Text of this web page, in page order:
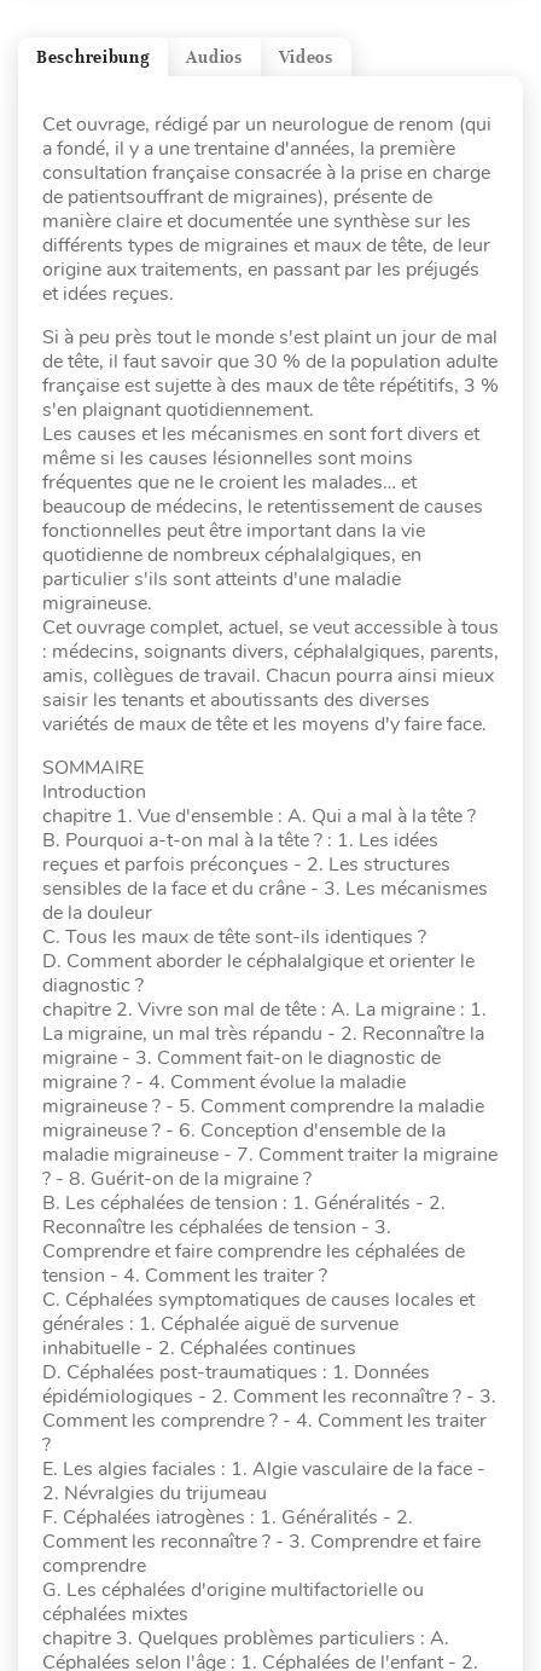
Videos
Audios
Beschreibung
Cet ouvrage, rédigé par un neurologue de renom (qui
a fondé, il y a une trentaine d'années, la première
consultation française consacrée à la prise en charge
de patientsouffrant de migraines), présente de
manière claire et documentée une synthèse sur les
différents types de migraines et maux de tête, de leur
origine aux traitements, en passant par les préjugés
et idées reçues.
Si à peu près tout le monde s'est plaint un jour de mal
de tête, il faut savoir que 30 % de la population adulte
française est sujette à des maux de tête répétitifs, 3 %
s'en plaignant quotidiennement.
Les causes et les mécanismes en sont fort divers et
même si les causes lésionnelles sont moins
fréquentes que ne le croient les malades… et
beaucoup de médecins, le retentissement de causes
fonctionnelles peut être important dans la vie
quotidienne de nombreux céphalalgiques, en
particulier s'ils sont atteints d'une maladie
migraineuse.
Cet ouvrage complet, actuel, se veut accessible à tous
: médecins, soignants divers, céphalalgiques, parents,
amis, collègues de travail. Chacun pourra ainsi mieux
saisir les tenants et aboutissants des diverses
variétés de maux de tête et les moyens d'y faire face.
SOMMAIRE
Introduction
chapitre 1. Vue d'ensemble : A. Qui a mal à la tête ?
B. Pourquoi a-t-on mal à la tête ? : 1. Les idées
reçues et parfois préconçues - 2. Les structures
sensibles de la face et du crâne - 3. Les mécanismes
de la douleur
C. Tous les maux de tête sont-ils identiques ?
D. Comment aborder le céphalalgique et orienter le
diagnostic ?
chapitre 2. Vivre son mal de tête : A. La migraine : 1.
La migraine, un mal très répandu - 2. Reconnaître la
migraine - 3. Comment fait-on le diagnostic de
migraine ? - 4. Comment évolue la maladie
migraineuse ? - 5. Comment comprendre la maladie
migraineuse ? - 6. Conception d'ensemble de la
maladie migraineuse - 7. Comment traiter la migraine
? - 8. Guérit-on de la migraine ?
B. Les céphalées de tension : 1. Généralités - 2.
Reconnaître les céphalées de tension - 3.
Comprendre et faire comprendre les céphalées de
tension - 4. Comment les traiter ?
C. Céphalées symptomatiques de causes locales et
générales : 1. Céphalée aiguë de survenue
inhabituelle - 2. Céphalées continues
D. Céphalées post-traumatiques : 1. Données
épidémiologiques - 2. Comment les reconnaître ? - 3.
Comment les comprendre ? - 4. Comment les traiter
?
E. Les algies faciales : 1. Algie vasculaire de la face -
2. Névralgies du trijumeau
F. Céphalées iatrogènes : 1. Généralités - 2.
Comment les reconnaître ? - 3. Comprendre et faire
comprendre
G. Les céphalées d'origine multifactorielle ou
céphalées mixtes
chapitre 3. Quelques problèmes particuliers : A.
Céphalées selon l'âge : 1. Céphalées de l'enfant - 2.